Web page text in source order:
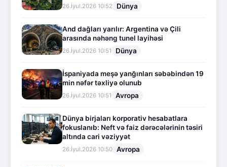
26.İyul.2026 10:52 Dünya
And dağları yarılır: Argentina və Çili
arasında nəhəng tunel layihəsi
26.İyul.2026 10:51 Dünya
İspaniyada meşə yanğınları səbəbindən 19
min nəfər təxliyə olunub
26.İyul.2026 10:51 Avropa
Dünya birjaları korporativ hesabatlara
fokuslanıb: Neft və faiz dərəcələrinin təsiri
altında cari vəziyyət
26.İyul.2026 10:50 Avropa